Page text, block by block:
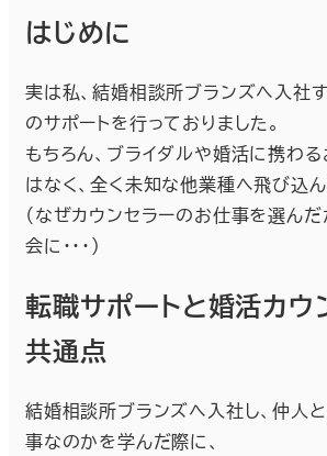
はじめに
実は私、結婚相談所ブランズへ入社
のサポートを行っておりました。
もちろん、ブライダルや婚活に携わ
はなく、全く未知な他業種へ飛び込ん
（なぜカウンセラーのお仕事を選ん
会に･･･）
転職サポートと婚活カウ
共通点
結婚相談所ブランズへ入社し、仲人
事なのかを学んだ際に、